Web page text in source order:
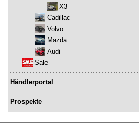
X3
Cadillac
Volvo
Mazda
Audi
Sale
Händlerportal
Prospekte